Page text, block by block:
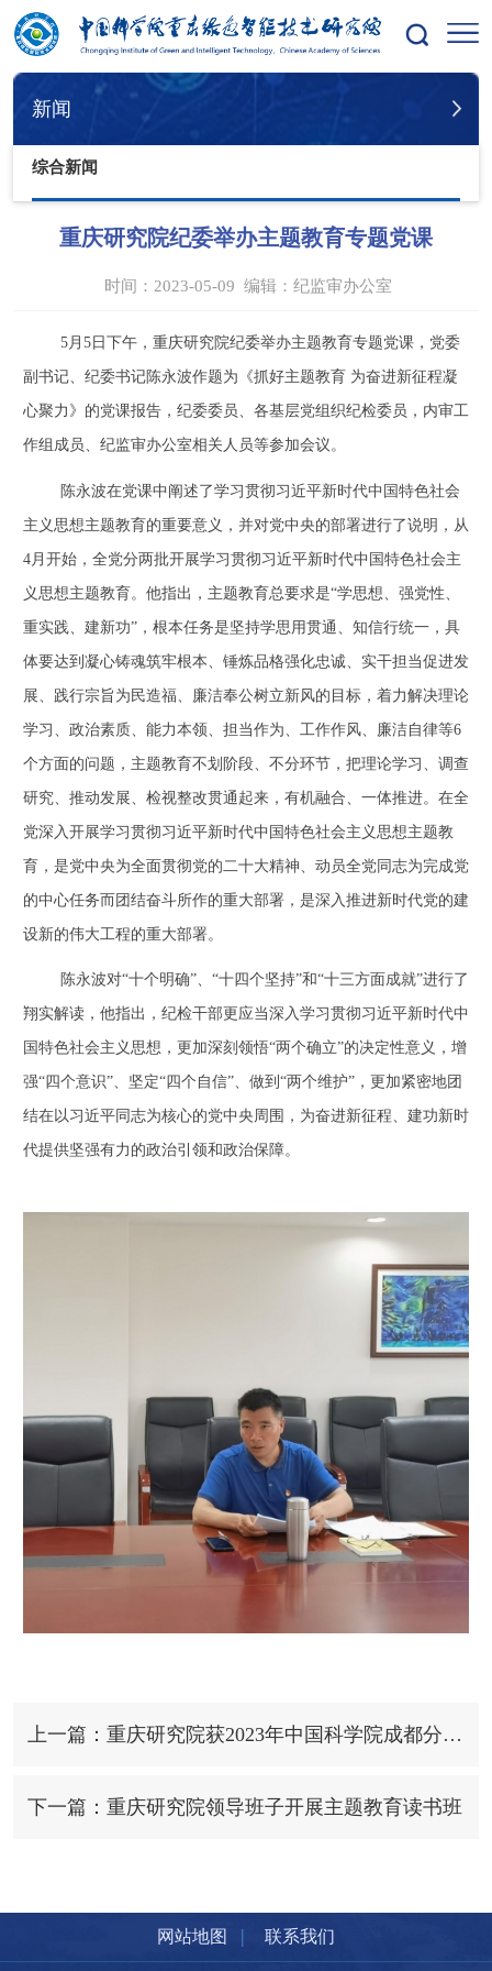
您的位置：首页 新闻 综合新闻
新闻
综合新闻
重庆研究院纪委举办主题教育专题党课
时间：2023-05-09 编辑：纪监审办公室
5月 5日下午，重庆研究院纪委举办主题教育专题党课， 党委
副书记、纪委书记陈永波作题为《抓好主题教育 为奋进新征程凝
心聚力》的党课报告，纪委委员、各基层党组织纪检委员，内审工
作组成员、纪监审办公室相关人员等参加会议。
陈永波在党课中阐述了学习贯彻习近平新时代中国特色社会
主义思想主题教育的重要意义，并对党中央的部署进行了说明，从
4月开始，全党分两批开展学习贯彻习近平新时代中国特色社会主
义思想主题教育。他指出，主题教育总要求是“学思想、强党性、
重实践、建新功”，根本任务是坚持学思用贯通、知信行统一，具
体要达到凝心铸魂筑牢根本、锤炼品格强化忠诚、实干担当促进发
展、践行宗旨为民造福、廉洁奉公树立新风的目标，着力解决理论
学习、政治素质、能力本领、担当作为、工作作风、廉洁自律等6
个方面的问题，主题教育不划阶段、不分环节，把理论学习、调查
研究、推动发展、检视整改贯通起来，有机融合、一体推进。在全
党深入开展学习贯彻习近平新时代中国特色社会主义思想主题教
育，是党中央为全面贯彻党的二十大精神、动员全党同志为完成党
的中心任务而团结奋斗所作的重大部署，是深入推进新时代党的建
设新的伟大工程的重大部署。
陈永波对“十个明确”、“十四个坚持”和“十三方面成就”进行了
翔实解读，他指出，纪检干部更应当深入学习贯彻习近平新时代中
国特色社会主义思想，更加深刻领悟“两个确立”的决定性意义，增
强“四个意识”、坚定“四个自信”、做到“两个维护”，更加紧密地团
结在以习近平同志为核心的党中央周围，为奋进新征程、建功新时
代提供坚强有力的政治引领和政治保障。
上一篇：重庆研究院获2023年中国科学院成都分院足球赛亚军
下一篇：重庆研究院领导班子开展主题教育读书班
网站地图 | 联系我们